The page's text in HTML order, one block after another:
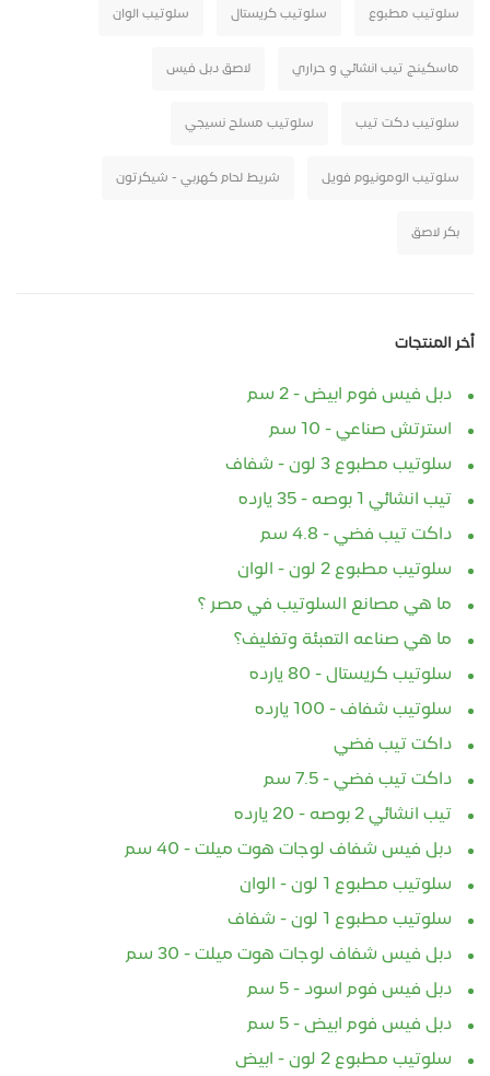
سلوتيب مطبوع سلوتيب كريستال سلوتيب الوان
ماسكينج تيب انشائي و حراري لاصق دبل فيس
سلوتيب دكت تيب سلوتيب مسلح نسيجي
سلوتيب الومونيوم فويل شريط لحام كهربي - شيكرتون
بكر لاصق
أخر المنتجات
دبل فيس فوم ابيض - 2 سم
استرتش صناعي - 10 سم
سلوتيب مطبوع 3 لون - شفاف
تيب انشائي 1 بوصه - 35 يارده
داكت تيب فضي - 4.8 سم
سلوتيب مطبوع 2 لون - الوان
ما هي مصانع السلوتيب في مصر ؟
ما هي صناعه التعبئة وتغليف؟
سلوتيب كريستال - 80 يارده
سلوتيب شفاف - 100 يارده
داكت تيب فضي
داكت تيب فضي - 7.5 سم
تيب انشائي 2 بوصه - 20 يارده
دبل فيس شفاف لوجات هوت ميلت - 40 سم
سلوتيب مطبوع 1 لون - الوان
سلوتيب مطبوع 1 لون - شفاف
دبل فيس شفاف لوجات هوت ميلت - 30 سم
دبل فيس فوم اسود - 5 سم
دبل فيس فوم ابيض - 5 سم
سلوتيب مطبوع 2 لون - ابيض